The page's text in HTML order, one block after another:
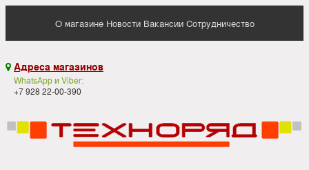
О магазине Новости Вакансии Сотрудничество
 Адреса магазинов
WhatsApp и Viber:
+7 928 22-00-390